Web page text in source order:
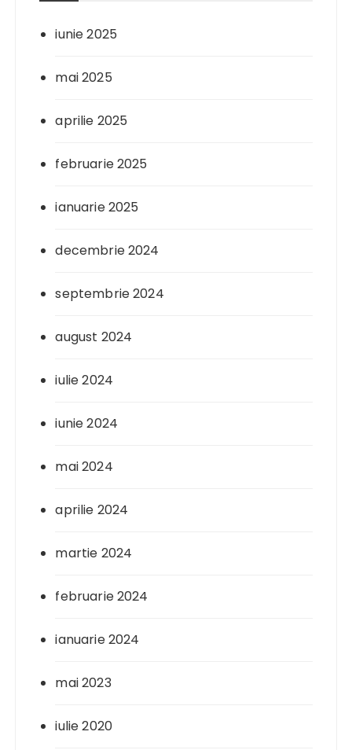
iunie 2025
mai 2025
aprilie 2025
februarie 2025
ianuarie 2025
decembrie 2024
septembrie 2024
august 2024
iulie 2024
iunie 2024
mai 2024
aprilie 2024
martie 2024
februarie 2024
ianuarie 2024
mai 2023
iulie 2020